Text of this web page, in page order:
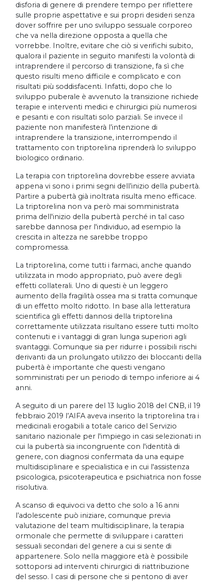
disforia di genere di prendere tempo per riflettere
sulle proprie aspettative e sui propri desideri senza
dover soffrire per uno sviluppo sessuale corporeo
che va nella direzione opposta a quella che
vorrebbe. Inoltre, evitare che ciò si verifichi subito,
qualora il paziente in seguito manifesti la volontà di
intraprendere il percorso di transizione, fa sì che
questo risulti meno difficile e complicato e con
risultati più soddisfacenti. Infatti, dopo che lo
sviluppo puberale è avvenuto la transizione richiede
terapie e interventi medici e chirurgici più numerosi
e pesanti e con risultati solo parziali. Se invece il
paziente non manifesterà l’intenzione di
intraprendere la transizione, interrompendo il
trattamento con triptorelina riprenderà lo sviluppo
biologico ordinario.
La terapia con triptorelina dovrebbe essere avviata
appena vi sono i primi segni dell’inizio della pubertà.
Partire a pubertà già inoltrata risulta meno efficace.
La triptorelina non va però mai somministrata
prima dell'inizio della pubertà perché in tal caso
sarebbe dannosa per l'individuo, ad esempio la
crescita in altezza ne sarebbe troppo
compromessa.
La triptorelina, come tutti i farmaci, anche quando
utilizzata in modo appropriato, può avere degli
effetti collaterali. Uno di questi è un leggero
aumento della fragilità ossea ma si tratta comunque
di un effetto molto ridotto. In base alla letteratura
scientifica gli effetti dannosi della triptorelina
correttamente utilizzata risultano essere tutti molto
contenuti e i vantaggi di gran lunga superiori agli
svantaggi. Comunque sia per ridurre i possibili rischi
derivanti da un prolungato utilizzo dei bloccanti della
pubertà è importante che questi vengano
somministrati per un periodo di tempo inferiore ai 4
anni.
A seguito di un parere del 13 luglio 2018 del CNB, il 19
febbraio 2019 l’AIFA aveva inserito la triptorelina tra i
medicinali erogabili a totale carico del Servizio
sanitario nazionale per l'impiego in casi selezionati in
cui la pubertà sia incongruente con l'identità di
genere, con diagnosi confermata da una equipe
multidisciplinare e specialistica e in cui l'assistenza
psicologica, psicoterapeutica e psichiatrica non fosse
risolutiva.
A scanso di equivoci va detto che solo a 16 anni
l’adolescente può iniziare, comunque previa
valutazione del team multidisciplinare, la terapia
ormonale che permette di sviluppare i caratteri
sessuali secondari del genere a cui si sente di
appartenere. Solo nella maggiore età è possibile
sottoporsi ad interventi chirurgici di riattribuzione
del sesso. I casi di persone che si pentono di aver